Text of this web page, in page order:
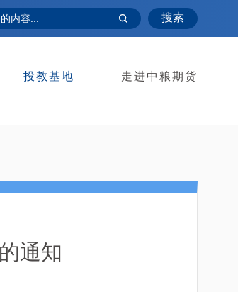
搜索
投教基地 走进中粮期货
通知